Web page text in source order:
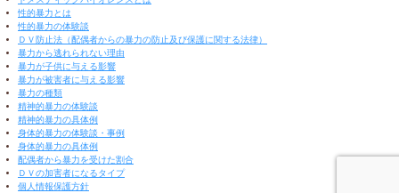
性的暴力とは
性的暴力の体験談
ＤＶ防止法（配偶者からの暴力の防止及び保護に関する法律）
暴力から逃れられない理由
暴力が子供に与える影響
暴力が被害者に与える影響
暴力の種類
精神的暴力の体験談
精神的暴力の具体例
身体的暴力の体験談・事例
身体的暴力の具体例
配偶者から暴力を受けた割合
ＤＶの加害者になるタイプ
個人情報保護方針